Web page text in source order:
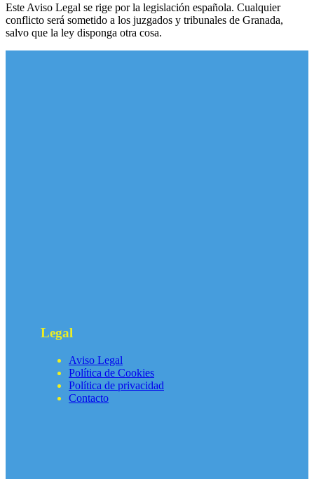
Este Aviso Legal se rige por la legislación española. Cualquier
conflicto será sometido a los juzgados y tribunales de Granada,
salvo que la ley disponga otra cosa.
Legal
Aviso Legal
Política de Cookies
Política de privacidad
Contacto